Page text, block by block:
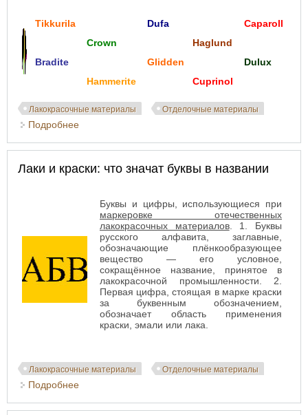
Tikkurila Dufa
Caparoll
Crown
Haglund
Bradite
Glidden
Dulux
Hammerite
Cuprinol
Лакокрасочные материалы Отделочные материалы
Подробнее
Лаки и краски: что значат буквы в названии
Буквы и цифры, использующиеся при
маркеровке отечественных
лакокрасочных материалов. 1. Буквы
русского алфавита, заглавные,
обозначающие плёнкообразующее
вещество — его условное,
сокращённое название, принятое в
лакокрасочной промышленности. 2.
Первая цифра, стоящая в марке краски
за буквенным обозначением,
обозначает область применения
краски, эмали или лака.
Лакокрасочные материалы Отделочные материалы
Подробнее